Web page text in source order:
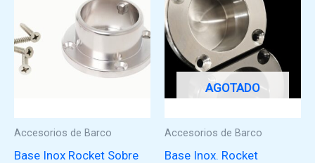
Accesorios de Barco
Base Inox Rocket Sobre
AGOTADO
Accesorios de Barco
Base Inox. Rocket